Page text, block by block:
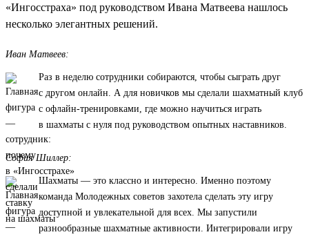
«Ингосстраха» под руководством Ивана Матвеева нашлось
несколько элегантных решений.
Иван Матвеев:
Раз в неделю сотрудники собираются, чтобы сыграть друг
с другом онлайн. А для новичков мы сделали шахматный клуб
с офлайн-тренировками, где можно научиться играть
в шахматы с нуля под руководством опытных наставников.
София Шиллер:
Шахматы — это классно и интересно. Именно поэтому
команда Молодежных советов захотела сделать эту игру
доступной и увлекательной для всех. Мы запустили
разнообразные шахматные активности. Интегрировали игру